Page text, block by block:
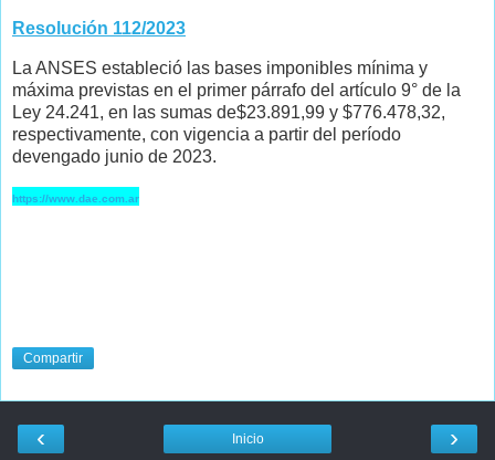
Resolución 112/2023
La ANSES estableció las bases imponibles mínima y
máxima previstas en el primer párrafo del artículo 9° de la
Ley 24.241, en las sumas de$23.891,99 y $776.478,32,
respectivamente, con vigencia a partir del período
devengado junio de 2023.
https://www.dae.com.ar
Compartir
‹ ›
Inicio